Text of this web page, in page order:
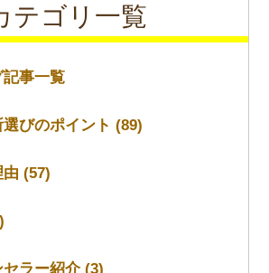
テゴリ一覧
事一覧
びのポイント (89)
(57)
ラー紹介 (3)